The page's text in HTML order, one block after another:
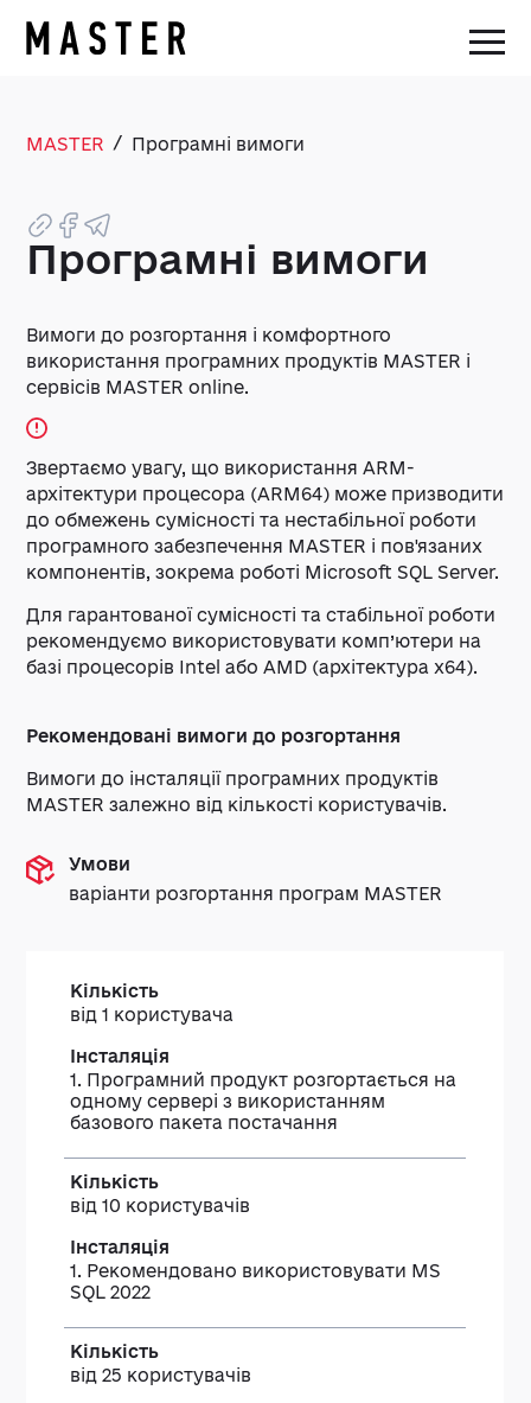
MASTER / Програмні вимоги
Програмні вимоги
Вимоги до розгортання і комфортного
використання програмних продуктів MASTER і
сервісів MASTER online.
Звертаємо увагу, що використання ARM-
архітектури процесора (ARM64) може призводити
до обмежень сумісності та нестабільної роботи
програмного забезпечення MASTER і пов'язаних
компонентів, зокрема роботі Microsoft SQL Server.
Для гарантованої сумісності та стабільної роботи
рекомендуємо використовувати комп’ютери на
базі процесорів Intel або AMD (архітектура x64).
Рекомендовані вимоги до розгортання
Вимоги до інсталяції програмних продуктів
MASTER залежно від кількості користувачів.
Умови
варіанти розгортання програм MASTER
Кількість
від 1 користувача
1. Програмний продукт розгортається на
одному сервері з використанням
базового пакета постачання
від 10 користувачів
1. Рекомендовано використовувати MS
SQL 2022
від 25 користувачів